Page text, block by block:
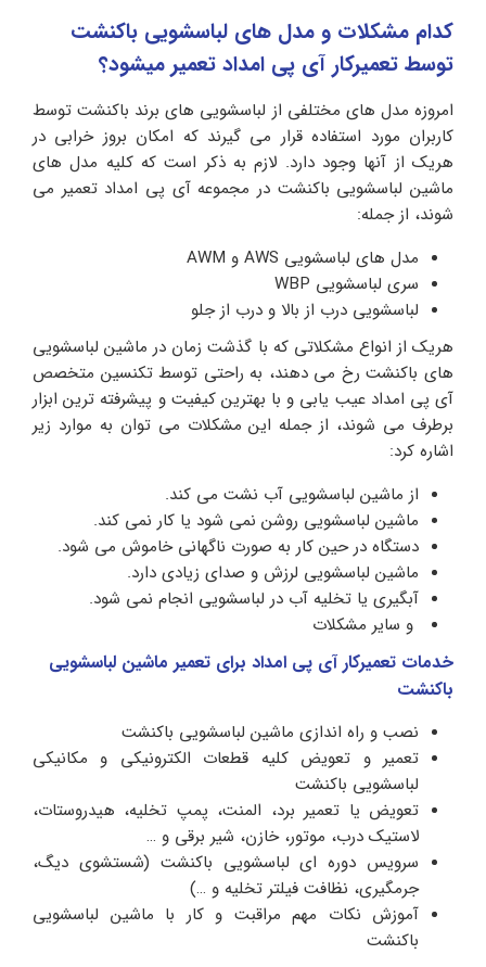
کدام مشکلات و مدل های لباسشویی باکنشت
توسط تعمیرکار آی پی امداد تعمیر میشود؟
امروزه مدل های مختلفی از لباسشویی های برند باکنشت توسط
کاربران مورد استفاده قرار می گیرند که امکان بروز خرابی در
هریک از آنها وجود دارد. لازم به ذکر است که کلیه مدل های
ماشین لباسشویی باکنشت در مجموعه آی پی امداد تعمیر می
شوند، از جمله:
مدل های لباسشویی AWS و AWM
سری لباسشویی WBP
لباسشویی درب از بالا و درب از جلو
هریک از انواع مشکلاتی که با گذشت زمان در ماشین لباسشویی
های باکنشت رخ می دهند، به راحتی توسط تکنسین متخصص
آی پی امداد عیب یابی و با بهترین کیفیت و پیشرفته ترین ابزار
برطرف می شوند، از جمله این مشکلات می توان به موارد زیر
اشاره کرد:
از ماشین لباسشویی آب نشت می کند.
ماشین لباسشویی روشن نمی شود یا کار نمی کند.
دستگاه در حین کار به صورت ناگهانی خاموش می شود.
ماشین لباسشویی لرزش و صدای زیادی دارد.
آبگیری یا تخلیه آب در لباسشویی انجام نمی شود.
و سایر مشکلات
خدمات تعمیرکار آی پی امداد برای تعمیر ماشین لباسشویی
باکنشت
نصب و راه اندازی ماشین لباسشویی باکنشت
تعمیر و تعویض کلیه قطعات الکترونیکی و مکانیکی
لباسشویی باکنشت
تعویض یا تعمیر برد، المنت، پمپ تخلیه، هیدروستات،
لاستیک درب، موتور، خازن، شیر برقی و …
سرویس دوره ای لباسشویی باکنشت (شستشوی دیگ،
جرمگیری، نظافت فیلتر تخلیه و …)
آموزش نکات مهم مراقبت و کار با ماشین لباسشویی
باکنشت